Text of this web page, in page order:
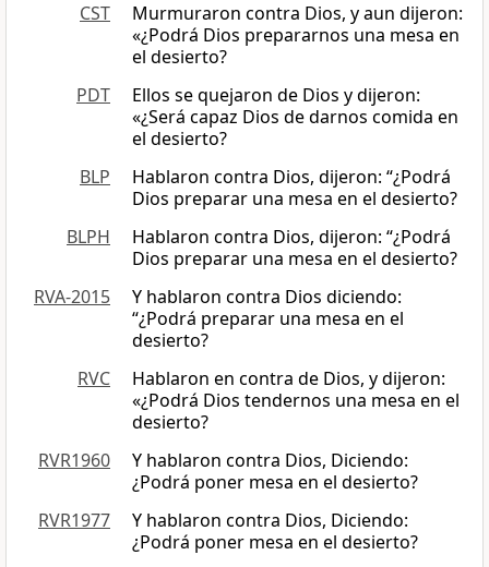
CST
Murmuraron contra Dios, y aun dijeron:
«¿Podrá Dios prepararnos una mesa en
el desierto?
PDT
Ellos se quejaron de Dios y dijeron:
«¿Será capaz Dios de darnos comida en
el desierto?
BLP
Hablaron contra Dios, dijeron: “¿Podrá
Dios preparar una mesa en el desierto?
BLPH
Hablaron contra Dios, dijeron: “¿Podrá
Dios preparar una mesa en el desierto?
RVA-2015
Y hablaron contra Dios diciendo:
“¿Podrá preparar una mesa en el
desierto?
RVC
Hablaron en contra de Dios, y dijeron:
«¿Podrá Dios tendernos una mesa en el
desierto?
RVR1960
Y hablaron contra Dios, Diciendo:
¿Podrá poner mesa en el desierto?
RVR1977
Y hablaron contra Dios, Diciendo:
¿Podrá poner mesa en el desierto?